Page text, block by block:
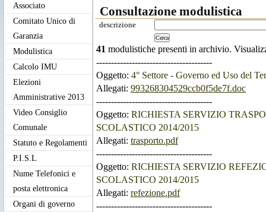
Consultazione modulistica
descrizione
41 modulistiche presenti in archivio.
---------------------------------------
Oggetto: 4° Settore - Governo ed Uso del
Allegati: 993268304529ccb0f5de7f.doc
---------------------------------------
Oggetto: RICHIESTA SERVIZIO
SCOLASTICO 2014/2015
Allegati: trasporto.pdf
---------------------------------------
Oggetto: RICHIESTA SERVIZIO
SCOLASTICO 2014/2015
Allegati: refezione.pdf
---------------------------------------
Associato
Comitato Unico di
Garanzia
Modulistica
Calcolo IMU
Elezioni
Amministrative 2013
Video Consiglio
Comunale
Statuto e Regolamenti
P.I.S.L
Nume Telefonici e
posta elettronica
Organi di governo